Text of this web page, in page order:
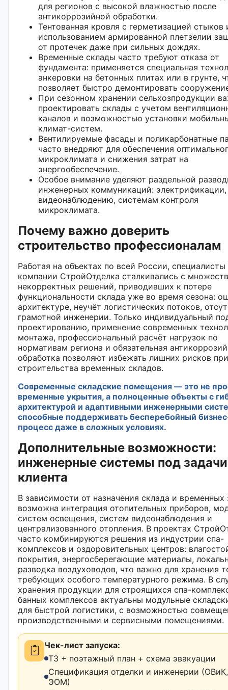
для регионов с высокой влажностью после
антикоррозийной обработки.
Тентованная кровля с герметизацией стыков
использованием армированной плетзелии
от протечек даже при сильных дождях.
Временные склады часто требуют отказа от
фундамента: применяется специальная
анкеровки на бетонных плитах или в грунте,
позволяет быстро демонтировать
При сезонном хранении сельхозпродукции
проектировать склады с учетом
каналов и возможностью установки
климат-систем.
Вентилируемые фасады и поликарбонатные
часто внедряют для обеспечения
микроклимата и снижения затрат на
энергообеспечение.
Особое внимание уделяют раздельной
инженерных коммуникаций: электрификации,
видеонаблюдению, системам контроля
микроклимата.
Почему важно доверить
строительство профессионалам
Работая на объектах по всей России, специалисты
компании СтройОтделка сталкивались с
некорректных решений, приводивших к потере
функциональности склада уже во время сезона:
архитектуре, неучёт логистических потоков,
грамотной инженерии. Только индивидуальный
проектированию, применение современных
монтажа, профессиональный расчёт нагрузок по
нормативам региона и обязательная
обработка позволяют избежать лишних рисков
строительства временных складов.
Современные складские помещения — это не
временные укрытия, а полноценные объекты с
архитектурой и адаптивными инженерными
способные поддерживать бесперебойный
процесс даже в сложных условиях.
Дополнительные возможности:
инженерные системы под задачи
клиента
В зависимости от назначения склада и временных
возможна интеграция отопительных приборов,
систем освещения, систем видеонаблюдения и
централизованного отопления. В проектах
часто комбинируются решения из индустрии спа-
комплексов и оздоровительных центров:
покрытия, энергосберегающие материалы,
разводка воздуховодов, что важно для хранения
требующих особого температурного режима. В
хранения продукции для строящихся спа-
банных комплексов актуальны модульные
для быстрой логистики, с возможностью
производственными и сервисными помещениями.
Чек-лист запуска:
ТЗ + поэтажный план + схема эвакуации
Спецификация отделки и инженерии
ЭОМ)